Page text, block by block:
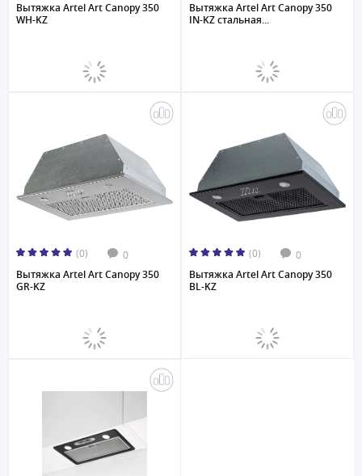
Вытяжка Artel Art Canopy 350
WH-KZ
Вытяжка Artel Art Canopy 350
IN-KZ стальная...
(0) 0
Вытяжка Artel Art Canopy 350
GR-KZ
(0) 0
Вытяжка Artel Art Canopy 350
BL-KZ